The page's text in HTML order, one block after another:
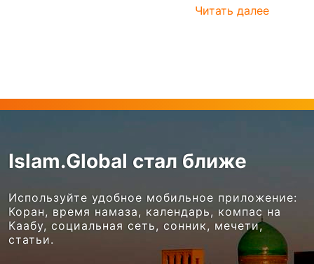
Читать далее
Islam.Global стал ближе
Используйте удобное мобильное приложение:
Коран, время намаза, календарь, компас на
Каабу, социальная сеть, сонник, мечети,
статьи.